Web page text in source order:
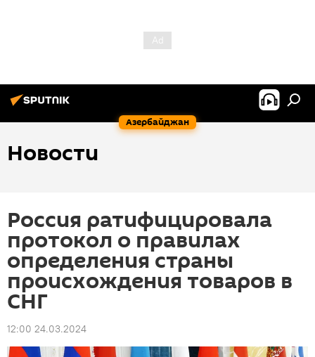
Азербайджан
Новости
Россия ратифицировала
протокол о правилах
определения страны
происхождения товаров в
СНГ
12:00 24.03.2024